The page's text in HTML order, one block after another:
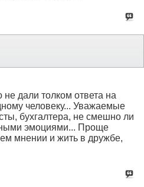
дали толком ответа на
человеку... Уважаемые
бухгалтера, не смешно ли
эмоциями... Проще
мнении и жить в дружбе,